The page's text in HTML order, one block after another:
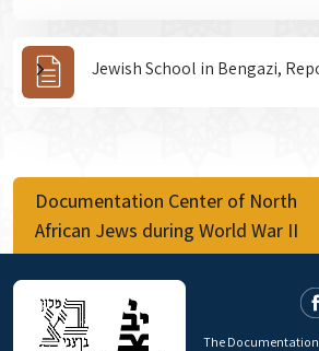
Jewish School in Bengazi,
Documentation Center of North
African Jews during World War II
The Documentation